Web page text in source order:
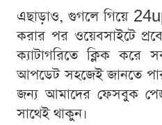
এছাড়াও, গুগলে গিয়ে
করার পর ওয়েবসাইটে
ক্যাটাগরিতে ক্লিক
আপডেট সহজেই জানতে
জন্য আমাদের ফেসবুক
সাথেই থাকুন।